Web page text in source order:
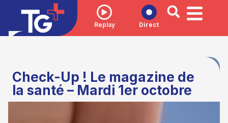
Replay Direct
Check-Up ! Le magazine de
la santé – Mardi 1er octobre